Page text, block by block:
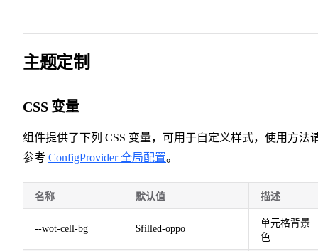
主题定制
CSS 变量
组件提供了下列 CSS 变量，可用于自定义样式，使用方法
参考 ConfigProvider 全局配置。
名称 默认值 描述
--wot-cell-bg $filled-oppo
单元格背景
色